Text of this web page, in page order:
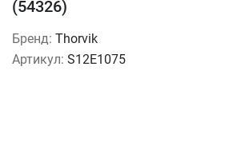
(54326)
Бренд: Thorvik
Артикул: S12E1075